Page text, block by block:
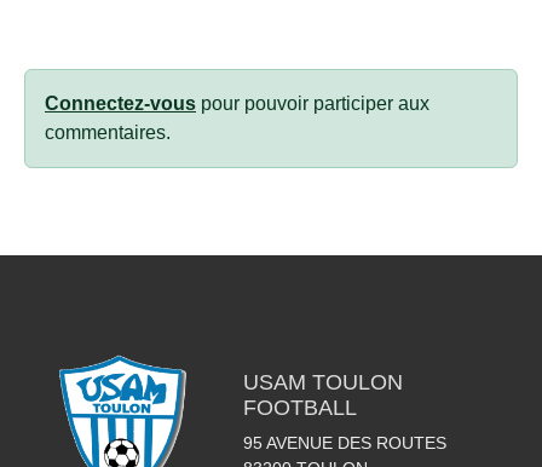
Connectez-vous pour pouvoir participer aux
commentaires.
USAM TOULON
FOOTBALL
95 AVENUE DES ROUTES